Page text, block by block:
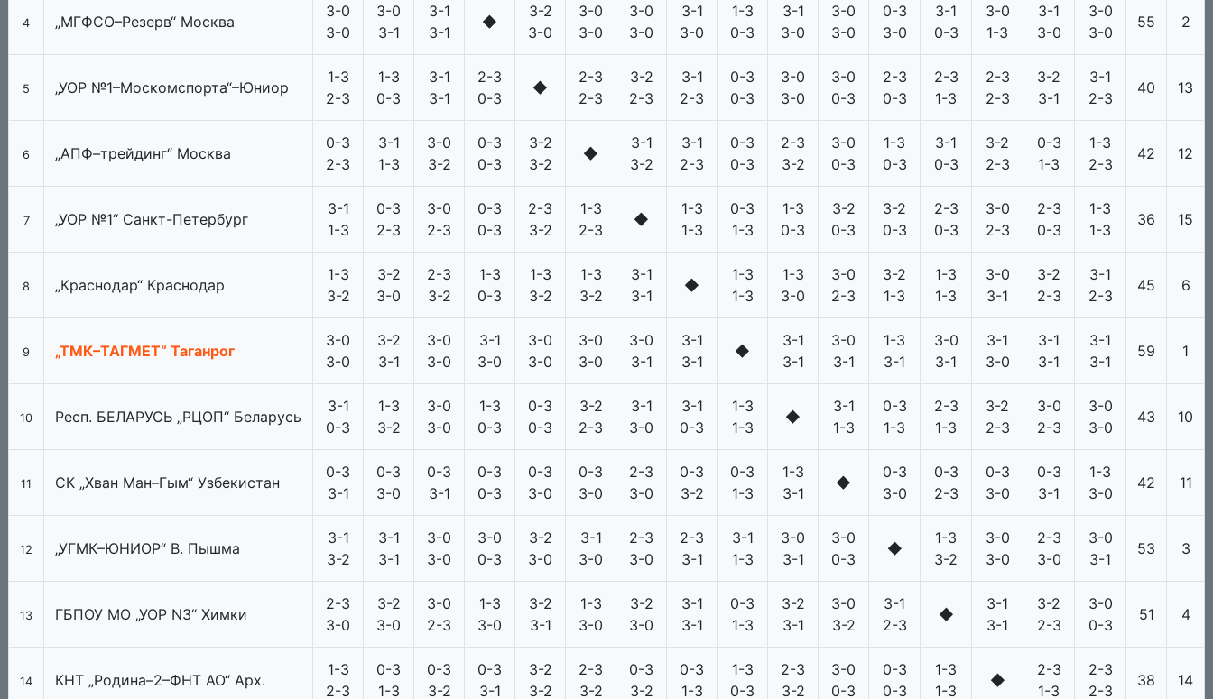
4 „МГФСО–Резерв“ Москва
3-0
3-0
3-0
3-1
3-1
3-1
◆
3-2
3-0
3-0
3-0
3-0
3-0
3-1
3-0
1-3
0-3
3-1
3-0
3-0
3-0
0-3
3-0
3-1
0-3
3-0
1-3
3-1
3-0
3-0
3-0
55 2
5 „УОР №1–Москомспорта“–Юниор
1-3
2-3
1-3
0-3
3-1
3-1
2-3
0-3
◆
2-3
2-3
3-2
2-3
3-1
2-3
0-3
0-3
3-0
3-0
3-0
0-3
2-3
0-3
2-3
1-3
2-3
2-3
3-2
3-1
3-1
2-3
40 13
6 „АПФ–трейдинг“ Москва
0-3
2-3
3-1
1-3
3-0
3-2
0-3
0-3
3-2
3-2
◆
3-1
3-2
3-1
2-3
0-3
0-3
2-3
3-2
3-0
0-3
1-3
0-3
3-1
0-3
3-2
2-3
0-3
1-3
1-3
2-3
42 12
7 „УОР №1“ Санкт-Петербург
3-1
1-3
0-3
2-3
3-0
2-3
0-3
0-3
2-3
3-2
1-3
2-3
◆
1-3
1-3
0-3
1-3
1-3
0-3
3-2
0-3
3-2
0-3
2-3
0-3
3-0
2-3
2-3
0-3
1-3
1-3
36 15
8 „Краснодар“ Краснодар
1-3
3-2
3-2
3-0
2-3
3-2
1-3
0-3
1-3
3-2
1-3
3-2
3-1
3-1
◆
1-3
1-3
1-3
3-0
3-0
2-3
3-2
1-3
1-3
1-3
3-0
3-1
3-2
2-3
3-1
2-3
45 6
9 „ТМК–ТАГМЕТ“ Таганрог
3-0
3-0
3-2
3-1
3-0
3-0
3-1
3-0
3-0
3-0
3-0
3-0
3-0
3-1
3-1
3-1
◆
3-1
3-1
3-0
3-1
1-3
3-1
3-0
3-1
3-1
3-0
3-1
3-1
3-1
3-1
59 1
10 Респ. БЕЛАРУСЬ „РЦОП“ Беларусь
3-1
0-3
1-3
3-2
3-0
3-0
1-3
0-3
0-3
0-3
3-2
2-3
3-1
3-0
3-1
0-3
1-3
1-3
◆
3-1
1-3
0-3
1-3
2-3
1-3
3-2
2-3
3-0
2-3
3-0
3-0
43 10
11 СК „Хван Ман–Гым“ Узбекистан
0-3
3-1
0-3
3-0
0-3
3-1
0-3
0-3
0-3
3-0
0-3
3-0
2-3
3-0
0-3
3-2
0-3
1-3
1-3
3-1
◆
0-3
3-0
0-3
2-3
0-3
3-0
0-3
3-1
1-3
3-0
42 11
12 „УГМК–ЮНИОР“ В. Пышма
3-1
3-2
3-1
3-1
3-0
3-0
3-0
0-3
3-2
3-0
3-1
3-0
2-3
3-0
2-3
3-1
3-1
1-3
3-0
3-1
3-0
0-3
◆
1-3
3-2
3-0
3-0
2-3
3-0
3-0
3-1
53 3
13 ГБПОУ МО „УОР N3“ Химки
2-3
3-0
3-2
3-0
3-0
2-3
1-3
3-0
3-2
3-1
1-3
3-0
3-2
3-0
3-1
3-1
0-3
1-3
3-2
3-1
3-0
3-2
3-1
2-3
◆
3-1
3-1
3-2
2-3
3-0
0-3
51 4
14 КНТ „Родина–2–ФНТ АО“ Арх.
1-3
2-3
0-3
1-3
0-3
3-2
0-3
3-1
3-2
3-2
2-3
3-2
0-3
3-2
0-3
1-3
1-3
0-3
2-3
3-2
3-0
0-3
0-3
0-3
1-3
1-3
◆
2-3
1-3
2-3
2-3
38 14